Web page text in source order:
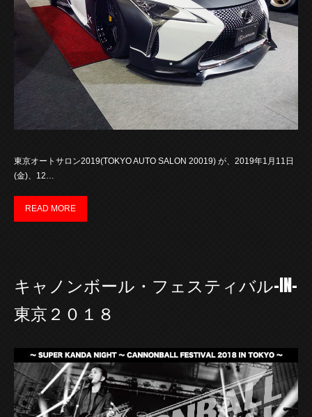
東京オートサロン2019(TOKYO AUTO SALON 20019) が、2019年1月11日
(金)、12…
READ MORE
キャノンボール・フェスティバル-IN-
東京２０１８